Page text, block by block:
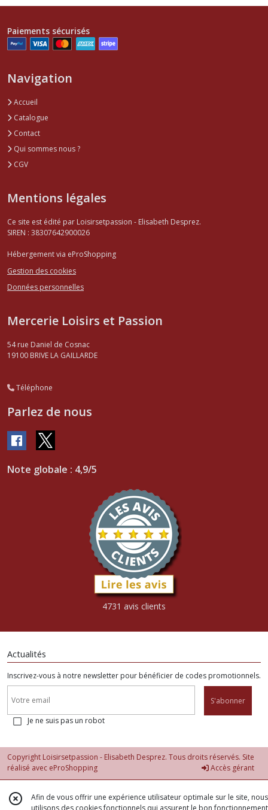
Paiements sécurisés
Navigation
Accueil
Catalogue
Contact
Qui sommes nous ?
CGV
Mentions légales
Ce site est édité par Loisirsetpassion - Elisabeth Desprez.
SIREN : 38307642900026
Hébergement via eProShopping
Gestion des cookies
Données personnelles
Mercerie Loisirs et Passion
54 rue Daniel de Cosnac
19100 BRIVE LA GAILLARDE
Téléphone
Parlez de nous
Note globale : 4,9/5
4731 avis clients
Actualités
Inscrivez-vous à notre newsletter pour bénéficier de codes promotionnels.
S'abonner
Je ne suis pas un robot
Copyright Loisirsetpassion - Elisabeth Desprez. Tous droits réservés. Site
réalisé avec eProShopping Accès gérant
Afin de vous offrir une expérience utilisateur optimale sur le site, nous
utilisons des cookies fonctionnels qui assurent le bon fonctionnement